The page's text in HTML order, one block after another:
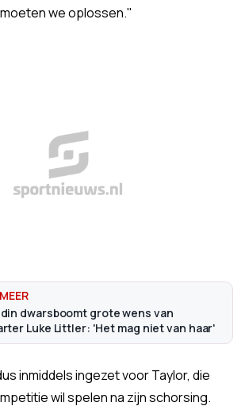
we oplossen."
dwarsboomt grote wens van
Luke Littler: 'Het mag niet van haar'
inmiddels ingezet voor Taylor, die
wil spelen na zijn schorsing.